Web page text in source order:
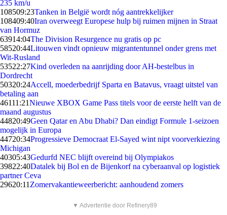
235 km/u
108509:23Tanken in België wordt nóg aantrekkelijker
108409:40Iran overweegt Europese hulp bij ruimen mijnen in Straat
van Hormuz
63914:04The Division Resurgence nu gratis op pc
58520:44Litouwen vindt opnieuw migrantentunnel onder grens met
Wit-Rusland
53522:27Kind overleden na aanrijding door AH-bestelbus in
Dordrecht
50320:24Accell, moederbedrijf Sparta en Batavus, vraagt uitstel van
betaling aan
46111:21Nieuwe XBOX Game Pass titels voor de eerste helft van de
maand augustus
44820:49Geen Qatar en Abu Dhabi? Dan eindigt Formule 1-seizoen
mogelijk in Europa
44720:34Progressieve Democraat El-Sayed wint nipt voorverkiezing
Michigan
40305:43Gedurfd NEC blijft overeind bij Olympiakos
39822:40Datalek bij Bol en de Bijenkorf na cyberaanval op logistiek
partner Ceva
29620:11 Zomervakantieweerbericht: aanhoudend zomers
▼ Advertentie door Refinery89